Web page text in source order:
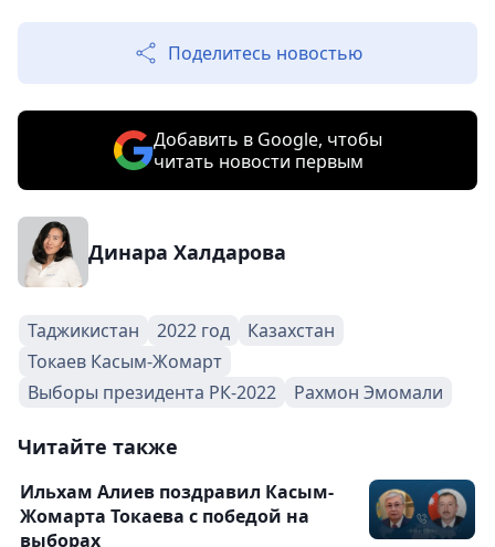
Поделитесь новостью
Добавить в Google, чтобы
читать новости первым
Динара Халдарова
Таджикистан 2022 год
Казахстан
Токаев Касым-Жомарт
Выборы президента РК-2022
Рахмон Эмомали
Читайте также
Ильхам Алиев поздравил Касым-
Жомарта Токаева с победой на
выборах